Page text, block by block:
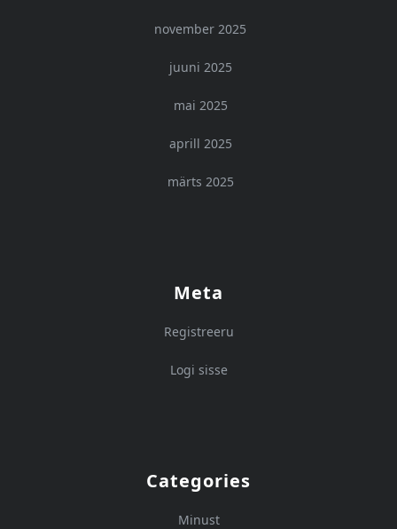
november 2025
juuni 2025
mai 2025
aprill 2025
märts 2025
Meta
Registreeru
Logi sisse
Categories
Minust